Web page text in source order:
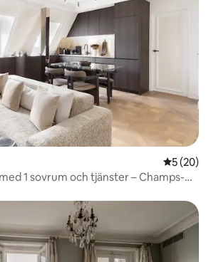
5 av 5 i
5 (20)
1 sovrum och tjänster – Champs-